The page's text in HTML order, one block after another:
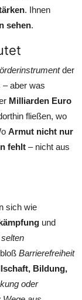
. Ihnen
sehen.
der
– aber was
Milliarden Euro
fließen, wo
Armut nicht nur
fehlt – nicht aus
sich wie
und
selten
Barrierefreiheit
Bildung,
oder